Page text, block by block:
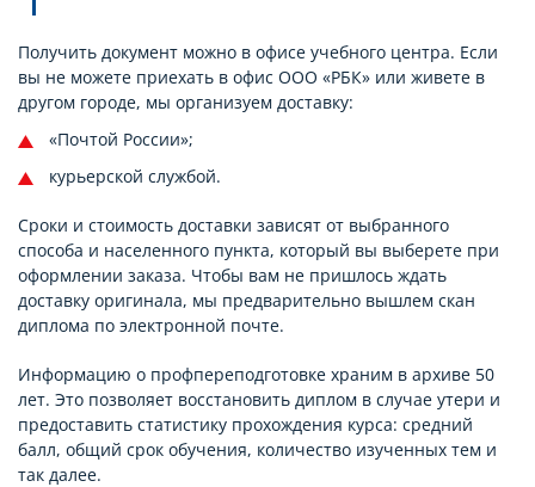
Получить документ можно в офисе учебного центра. Если
вы не можете приехать в офис ООО «РБК» или живете в
другом городе, мы организуем доставку:
«Почтой России»;
курьерской службой.
Сроки и стоимость доставки зависят от выбранного
способа и населенного пункта, который вы выберете при
оформлении заказа. Чтобы вам не пришлось ждать
доставку оригинала, мы предварительно вышлем скан
диплома по электронной почте.
Информацию о профпереподготовке храним в архиве 50
лет. Это позволяет восстановить диплом в случае утери и
предоставить статистику прохождения курса: средний
балл, общий срок обучения, количество изученных тем и
так далее.